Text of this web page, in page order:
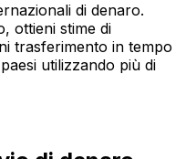
di denaro.
ottieni stime di
trasferimento in tempo
utilizzando più di